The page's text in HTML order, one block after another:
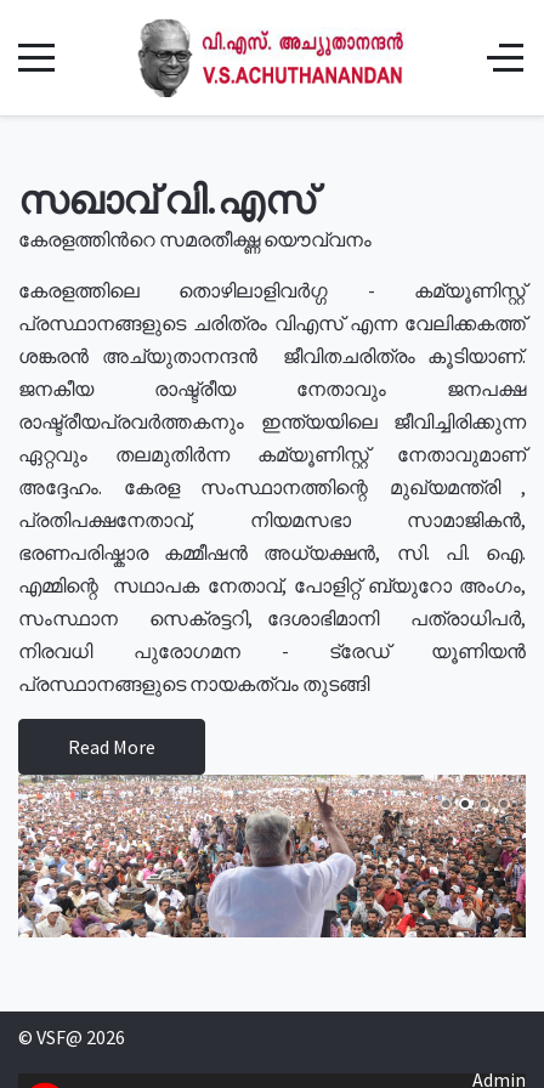
സഖാവ് വി.എസ്
കേരളത്തിൻറെ സമരതീക്ഷ്ണ യൌവ്വനം
കേരളത്തിലെ തൊഴിലാളിവർഗ്ഗ - കമ്യൂണിസ്റ്റ്
പ്രസ്ഥാനങ്ങളുടെ ചരിത്രം വിഎസ് എന്ന വേലിക്കകത്ത്
ശങ്കരൻ അച്യുതാനന്ദൻ ജീവിതചരിത്രം കൂടിയാണ്.
ജനകീയ രാഷ്ട്രീയ നേതാവും ജനപക്ഷ
രാഷ്ട്രീയപ്രവർത്തകനും ഇന്ത്യയിലെ ജീവിച്ചിരിക്കുന്ന
ഏറ്റവും തലമുതിർന്ന കമ്യൂണിസ്റ്റ് നേതാവുമാണ്
അദ്ദേഹം. കേരള സംസ്ഥാനത്തിന്റെ മുഖ്യമന്ത്രി ,
പ്രതിപക്ഷനേതാവ്, നിയമസഭാ സാമാജികൻ,
ഭരണപരിഷ്കാര കമ്മീഷൻ അധ്യക്ഷൻ, സി. പി. ഐ.
എമ്മിന്റെ സഥാപക നേതാവ്, പോളിറ്റ് ബ്യുറോ അംഗം,
സംസ്ഥാന സെക്രട്ടറി, ദേശാഭിമാനി പത്രാധിപർ,
നിരവധി പുരോഗമന - ട്രേഡ് യൂണിയൻ
പ്രസ്ഥാനങ്ങളുടെ നായകത്വം തുടങ്ങി
Read More
© VSF@ 2026
Admin